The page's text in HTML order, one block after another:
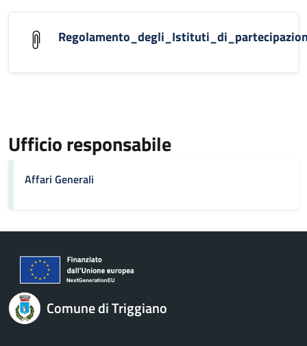
Ufficio responsabile
Affari Generali
Comune di Triggiano